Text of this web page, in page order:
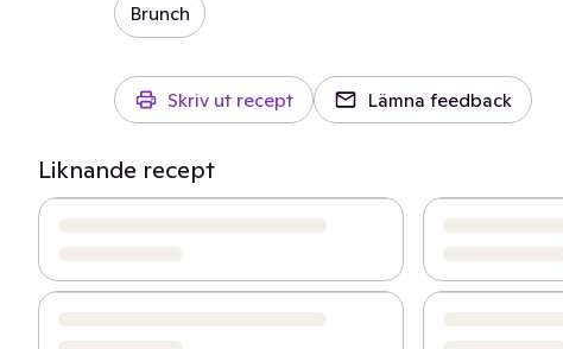
Brunch
Skriv ut recept Lämna feedback
Liknande recept